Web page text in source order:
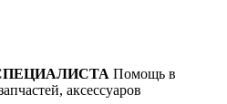
Помощь в
аксессуаров